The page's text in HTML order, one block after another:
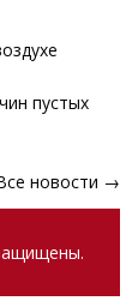
пустых
новости →